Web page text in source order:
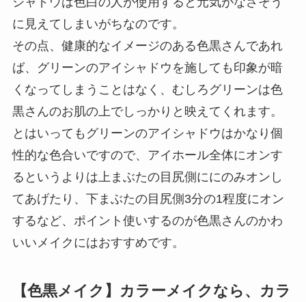
に見えてしまいがちなのです。
その点、健康的なイメージのある色黒さんであれ
ば、グリーンのアイシャドウを施しても印象が暗
くなってしまうことはなく、むしろグリーンは色
黒さんのお肌の上でしっかりと映えてくれます。
とはいってもグリーンのアイシャドウはかなり個
性的な色合いですので、アイホール全体にオンす
るというよりは上まぶたの目尻側ににのみオンし
てあげたり、下まぶたの目尻側3分の1程度にオン
するなど、ポイント使いするのが色黒さんのかわ
いいメイクにはおすすめです。
【色黒メイク】カラーメイクなら、カラ